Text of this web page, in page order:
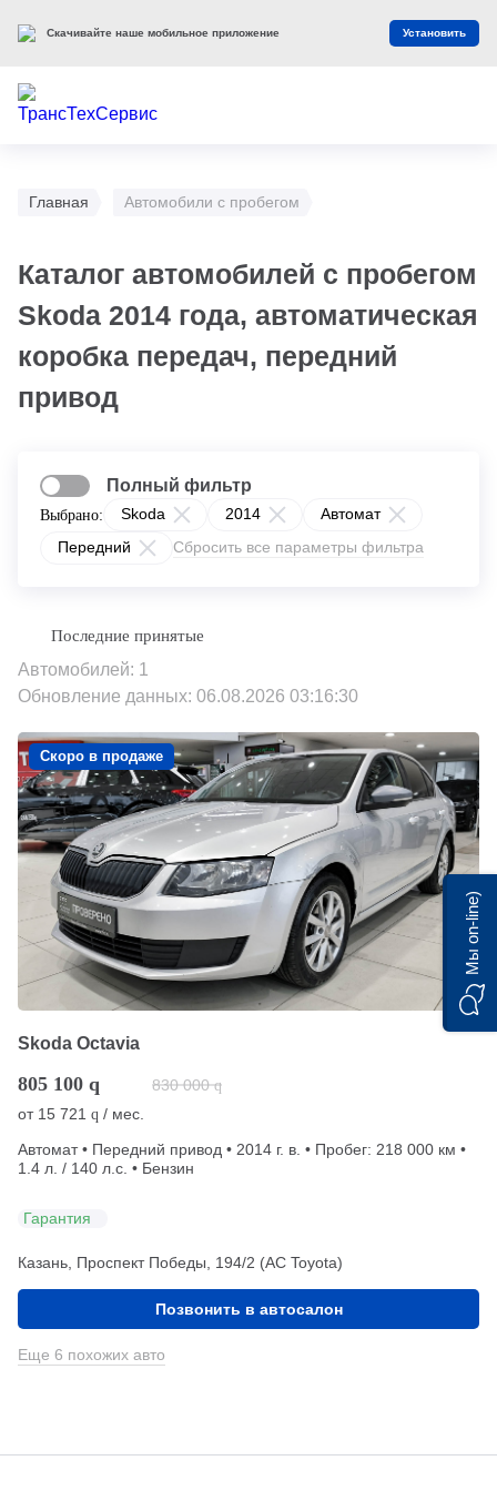
Главная Автомобили с пробегом
Каталог автомобилей с пробегом
Skoda 2014 года, автоматическая
коробка передач, передний
привод
Выбрано: Skoda 2014
Автомат
Передний
Сбросить все параметры фильтра
Полный фильтр
Автомобилей: 1
Обновление данных: 06.08.2026 03:16:30
Скоро в продаже
Skoda Octavia
805 100 q 830 000 q
от 15 721 q / мес.
Автомат • Передний привод • 2014 г. в. • Пробег: 218 000 км •
1.4 л. / 140 л.с. • Бензин
Гарантия
Казань, Проспект Победы, 194/2 (АС Toyota)
Позвонить в автосалон
Еще 6 похожих авто
Скачивайте наше мобильное приложение Установить
Мы on-line)